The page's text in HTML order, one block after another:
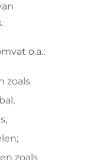
o.a.:
zoals
zoals